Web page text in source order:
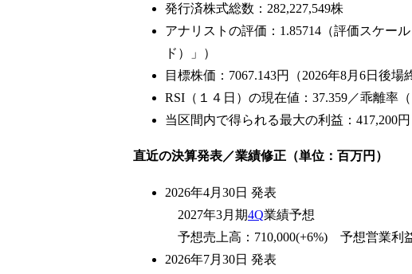
発行済株式総数：282,227,549株
アナリストの評価：1.85714（評価スケー
ド）」）
目標株価：7067.143円（2026年8月6日後場
RSI（１４日）の現在値：37.359／乖離率
当区間内で得られる最大の利益：417,200円
直近の決算発表／業績修正（単位：百万円）
2026年4月30日 発表
2027年3月期4Q業績予想
予想売上高：710,000(+6%) 予想営業利
2026年7月30日 発表